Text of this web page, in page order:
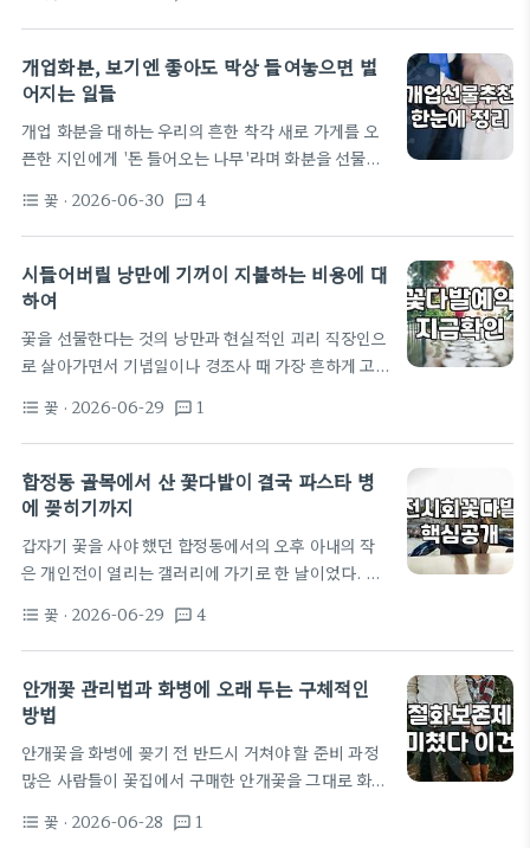
개업식에 화분을 꽤 보내봤고, 반대로 제 사무실 한구
석에 들어온 화분들을 관리하며 겪었던 시행착오를 공
유해 볼까 합니다. 인터넷에 검색하면 나오는 예쁜 사
진들과 실제 현실은 생각보다 거리가 멉니다. 화려한
서 배달 온 화분들이 사무실을 꽉 채워 보기 좋습니다.
인테리어 효과도 좋고 축하받는 기분도 들죠. 하지만
2주 정도 지나면 이야기가 달라집니다. '이건 어떻
개업화분, 보기엔 좋아도 막상 들여놓으면 벌
어지는 일들
개업 화분을 대하는 우리의 흔한 착각 새로 가게를 오
픈한 지인에게 '돈 들어오는 나무'라며 화분을 선물하
반에 창업을 준비하는 친구에게 꽤 덩치가 큰 야자수
화분을 선물한 적이 있습니다. 당시엔 10만 원 정도를
들여 제법 근사한 것을 골랐는데, 사실 이게 나중에 친
구에게 짐이 될 줄은 몰랐습니다. 대부분의 사람이 개
겠지'라는 막연한 기대를 하곤 합니다. 하지만 현실은
생각보다 냉정하더군요. 이게 생각처럼 잘 안 되는 이
유 병원 개업화분으로 흔히 들어오는 고급…
format_list_bulleted 꽃 · 2026-06-30 textsms 4
시들어버릴 낭만에 기꺼이 지불하는 비용에 대
하여
꽃을 선물한다는 것의 낭만과 현실적인 괴리 직장인으
로 살아가면서 기념일이나 경조사 때 가장 흔하게 고
서 실용적인 선물을 더 선호하게 되었지만, 그래도 분
위기를 내야 하는 특별한 날에는 꽃만한 것이 없다. 하
지만 매번 꽃을 살 때마다 과연 이 돈을 주고 일주일 만
에 시들 꽃을 사는 게 맞는지 지금도 여전히 망설여지
물은 단순히 '이쁜꽃다발'을 고르는 행위를 넘어 철저
한 상황 판단과 타협이 필요한 영역이라는 것을 깨달
았다. 처음에는 그저 화려하고 큰 것을…
format_list_bulleted 꽃 · 2026-06-29 textsms 1
합정동 골목에서 산 꽃다발이 결국 파스타 병
에 꽂히기까지
갑자기 꽃을 사야 했던 합정동에서의 오후 아내의 작
은 개인전이 열리는 갤러리에 가기로 한 날이었다. 평
머릿속이 하얘졌다. 대충 인터넷에 가까운꽃집을 검
색해 봤는데, 광고 글이 너무 많아서 어디를 골라야 할
지 감이 안 잡혔다. 그냥 지하철역에서 대충 눈에 보이
는 곳으로 들어갈까 하다가, 그래도 전시회꽃다발인
의 방'이라는 작은 가게로 향했다. 합정역 5번 출구에
서 나와서 한 10분쯤 걷다 보니 골목 모퉁이에 겨우 보
이는 간판이 있었다. 간판이 너무 작아서…
format_list_bulleted 꽃 · 2026-06-29 textsms 4
안개꽃 관리법과 화병에 오래 두는 구체적인
방법
안개꽃을 화병에 꽂기 전 반드시 거쳐야 할 준비 과정
많은 사람들이 꽃집에서 구매한 안개꽃을 그대로 화병
주일 이상 연장할 수 있다. 먼저 줄기 하단에 붙어 있
format_list_bulleted 꽃 · 2026-06-28 textsms 1